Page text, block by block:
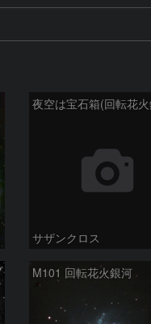
サザンクロス
M101 回転花火銀河